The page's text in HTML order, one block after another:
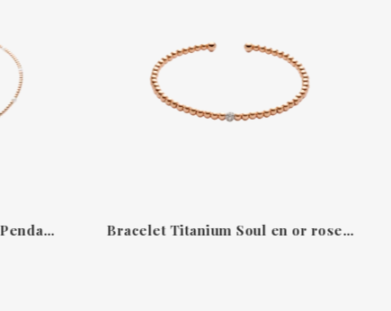
Titanium Soul Aquamarine Pendant in 18k Rose Gold Bracelet Titanium Soul en or rose 18 carats avec 18 diamants et petites perles